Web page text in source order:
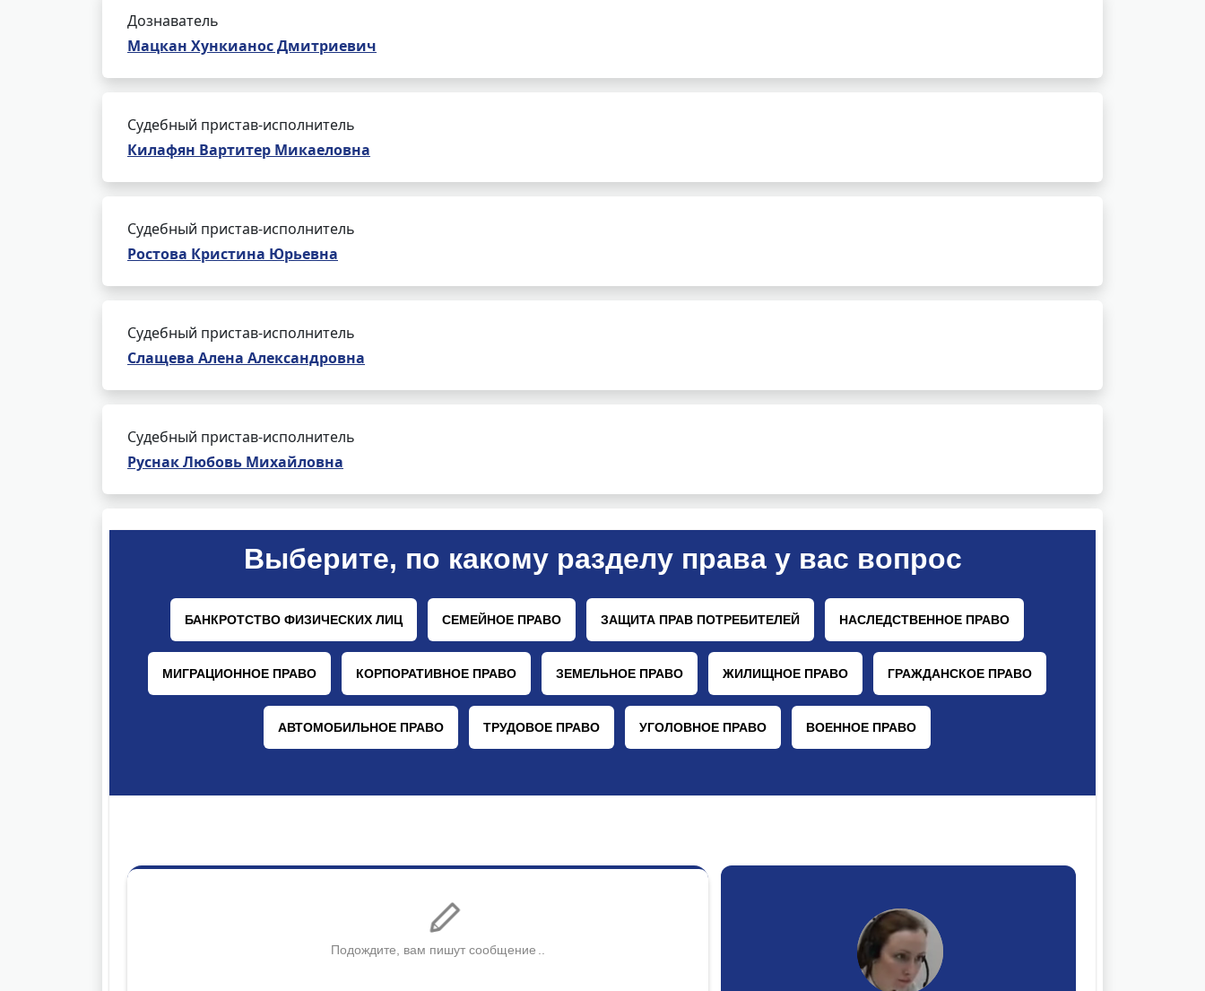
Дознаватель
Мацкан Хункианос Дмитриевич
Судебный пристав-исполнитель
Килафян Вартитер Микаеловна
Судебный пристав-исполнитель
Ростова Кристина Юрьевна
Судебный пристав-исполнитель
Слащева Алена Александровна
Судебный пристав-исполнитель
Руснак Любовь Михайловна